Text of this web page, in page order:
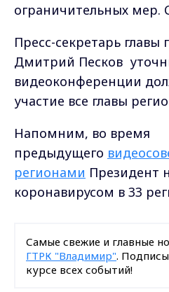
ограничительных мер.
Пресс-секретарь главы
Дмитрий Песков
видеоконференции
участие все главы
Напомним, во время
предыдущего
регионами Президент
коронавирусом в 33
Самые свежие и главные
ГТРК "Владимир".
курсе всех событий!